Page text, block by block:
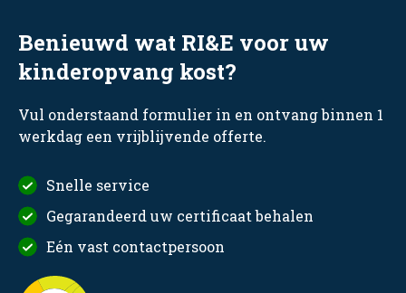
Benieuwd wat RI&E voor uw
kinderopvang kost?
Vul onderstaand formulier in en ontvang binnen 1
werkdag een vrijblijvende offerte.
Snelle service
Gegarandeerd uw certificaat behalen
Eén vast contactpersoon